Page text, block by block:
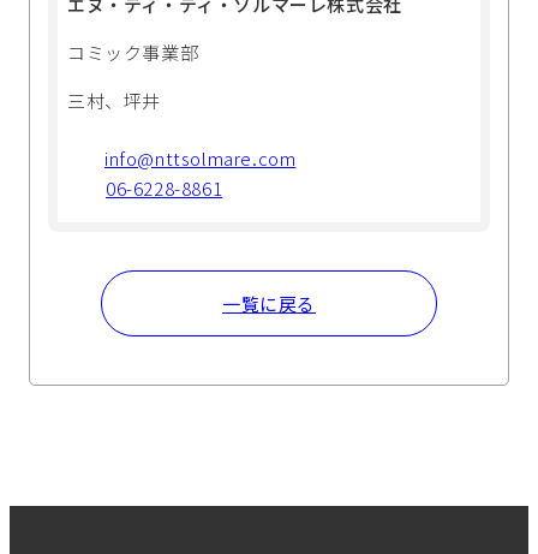
コミック事業部
三村、坪井
info@nttsolmare.com
06-6228-8861
一覧に戻る